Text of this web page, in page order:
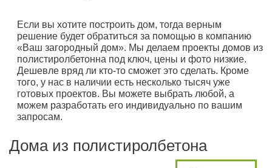
Если вы хотите построить дом, тогда верным
решение будет обратиться за помощью в компанию
«Ваш загородный дом». Мы делаем проекты домов из
полистиролбетонна под ключ, цены и фото низкие.
Дешевле вряд ли кто-то сможет это сделать. Кроме
того, у нас в наличии есть несколько тысяч уже
готовых проектов. Вы можете выбрать любой, а
можем разработать его индивидуально по вашим
запросам.
Дома из полистиролбетона